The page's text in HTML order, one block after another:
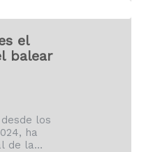
el
balear
los
ha
de la